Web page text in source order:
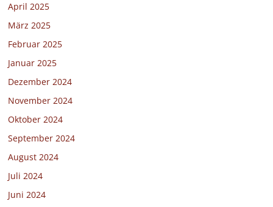
April 2025
März 2025
Februar 2025
Januar 2025
Dezember 2024
November 2024
Oktober 2024
September 2024
August 2024
Juli 2024
Juni 2024